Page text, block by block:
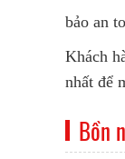
bảo an
Khách
nhất để
Bồn